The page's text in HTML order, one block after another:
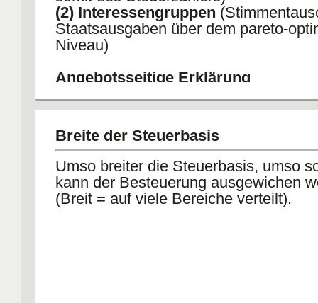
(2) Interessengruppen
Staatsausgaben über dem pareto-
Niveau)
Angebotsseitige Erklärung
(Budgetmaximierungstheorie) fragen
mehr Mittel nach
(4) Fiskalillusion(Untransparenz der
Staatseinnahmen. Die realen Kosten
Staatsausgaben sind teurer als es
erweckt. Dadurch kann die Regierung
über die "Grösse des Staates"
Breite der Steuerbasis
Umso breiter die Steuerbasis, umso
kann der Besteuerung ausgewichen
(Breit = auf viele Bereiche verteilt).